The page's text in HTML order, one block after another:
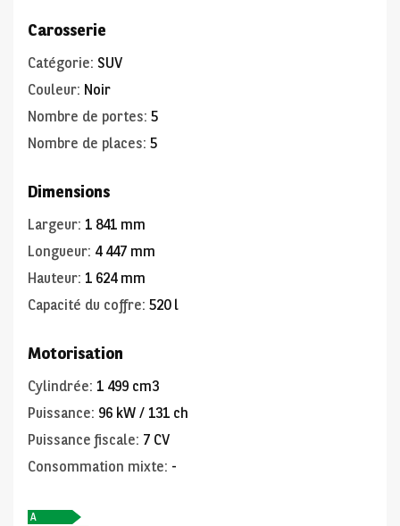
Carosserie
Catégorie: SUV
Couleur: Noir
Nombre de portes: 5
Nombre de places: 5
Dimensions
Largeur: 1 841 mm
Longueur: 4 447 mm
Hauteur: 1 624 mm
Capacité du coffre: 520 l
Motorisation
Cylindrée: 1 499 cm3
Puissance: 96 kW / 131 ch
Puissance fiscale: 7 CV
Consommation mixte: -
A